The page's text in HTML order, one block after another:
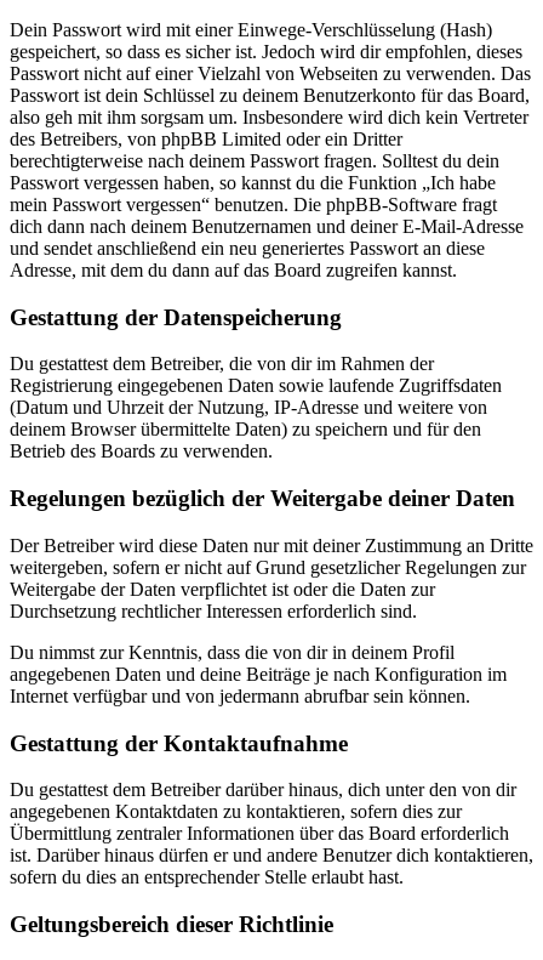
Dein Passwort wird mit einer Einwege-Verschlüsselung (Hash)
gespeichert, so dass es sicher ist. Jedoch wird dir empfohlen, dieses
Passwort nicht auf einer Vielzahl von Webseiten zu verwenden. Das
Passwort ist dein Schlüssel zu deinem Benutzerkonto für das Board,
also geh mit ihm sorgsam um. Insbesondere wird dich kein Vertreter
des Betreibers, von phpBB Limited oder ein Dritter
berechtigterweise nach deinem Passwort fragen. Solltest du dein
Passwort vergessen haben, so kannst du die Funktion „Ich habe
mein Passwort vergessen“ benutzen. Die phpBB-Software fragt
dich dann nach deinem Benutzernamen und deiner E-Mail-Adresse
und sendet anschließend ein neu generiertes Passwort an diese
Adresse, mit dem du dann auf das Board zugreifen kannst.
Gestattung der Datenspeicherung
Du gestattest dem Betreiber, die von dir im Rahmen der
Registrierung eingegebenen Daten sowie laufende Zugriffsdaten
(Datum und Uhrzeit der Nutzung, IP-Adresse und weitere von
deinem Browser übermittelte Daten) zu speichern und für den
Betrieb des Boards zu verwenden.
Regelungen bezüglich der Weitergabe deiner Daten
Der Betreiber wird diese Daten nur mit deiner Zustimmung an Dritte
weitergeben, sofern er nicht auf Grund gesetzlicher Regelungen zur
Weitergabe der Daten verpflichtet ist oder die Daten zur
Durchsetzung rechtlicher Interessen erforderlich sind.
Du nimmst zur Kenntnis, dass die von dir in deinem Profil
angegebenen Daten und deine Beiträge je nach Konfiguration im
Internet verfügbar und von jedermann abrufbar sein können.
Gestattung der Kontaktaufnahme
Du gestattest dem Betreiber darüber hinaus, dich unter den von dir
angegebenen Kontaktdaten zu kontaktieren, sofern dies zur
Übermittlung zentraler Informationen über das Board erforderlich
ist. Darüber hinaus dürfen er und andere Benutzer dich kontaktieren,
sofern du dies an entsprechender Stelle erlaubt hast.
Geltungsbereich dieser Richtlinie